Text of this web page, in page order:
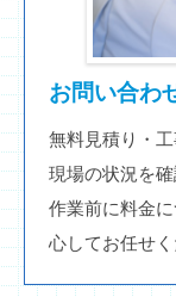
お問い合わ
無料見積り・
現場の状況を
作業前に料金
心してお任せく